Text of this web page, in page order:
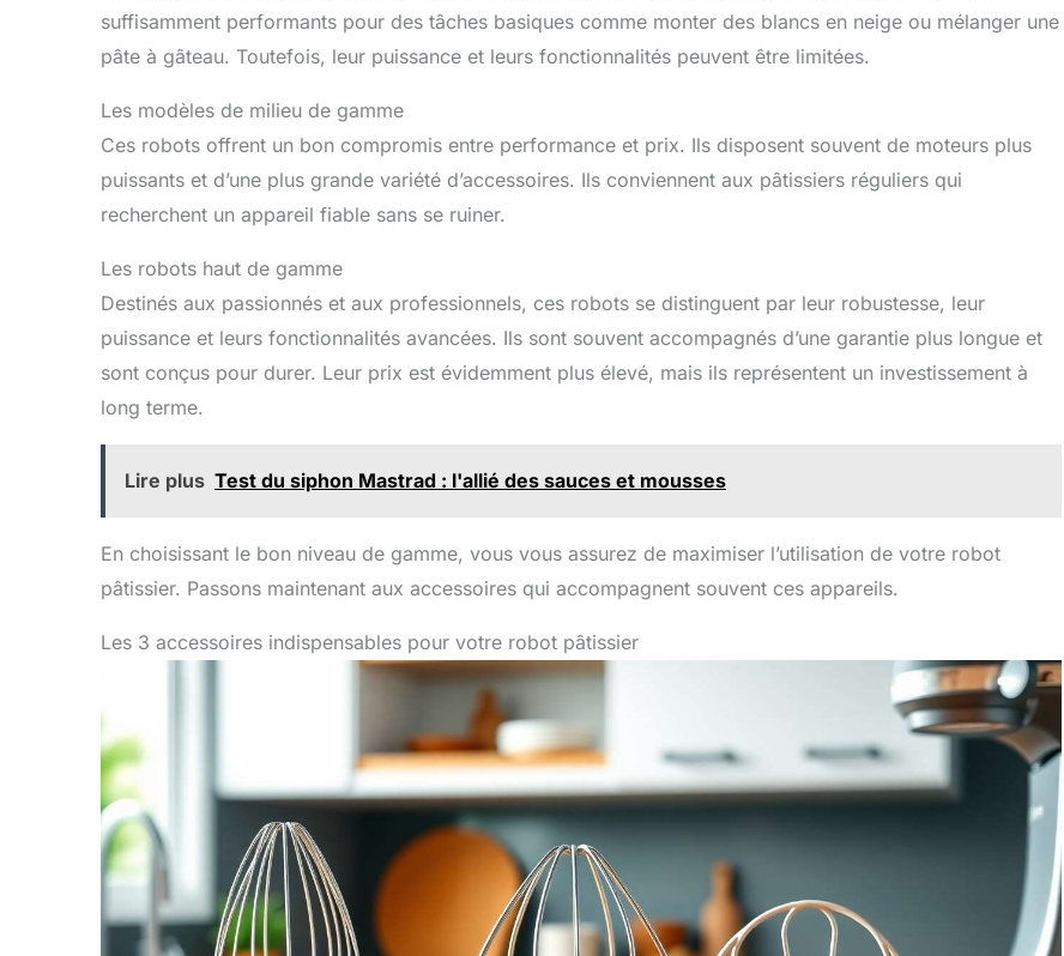
suffisamment performants pour des tâches basiques comme monter des blancs en neige ou mélanger une
pâte à gâteau. Toutefois, leur puissance et leurs fonctionnalités peuvent être limitées.
Les modèles de milieu de gamme
Ces robots offrent un bon compromis entre performance et prix. Ils disposent souvent de moteurs plus
puissants et d’une plus grande variété d’accessoires. Ils conviennent aux pâtissiers réguliers qui
recherchent un appareil fiable sans se ruiner.
Les robots haut de gamme
Destinés aux passionnés et aux professionnels, ces robots se distinguent par leur robustesse, leur
puissance et leurs fonctionnalités avancées. Ils sont souvent accompagnés d’une garantie plus longue et
sont conçus pour durer. Leur prix est évidemment plus élevé, mais ils représentent un investissement à
long terme.
Lire plus Test du siphon Mastrad : l'allié des sauces et mousses
En choisissant le bon niveau de gamme, vous vous assurez de maximiser l’utilisation de votre robot
pâtissier. Passons maintenant aux accessoires qui accompagnent souvent ces appareils.
Les 3 accessoires indispensables pour votre robot pâtissier